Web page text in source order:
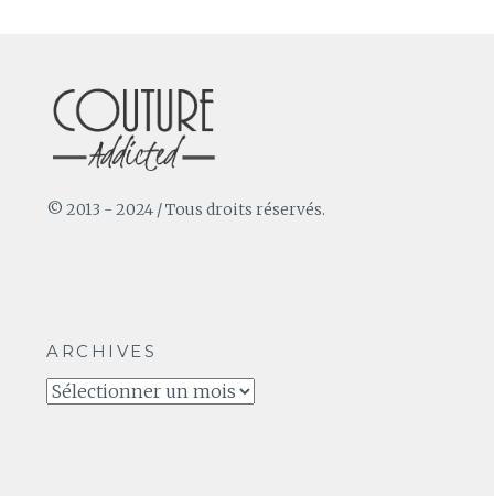
© 2013 - 2024 / Tous droits réservés.
ARCHIVES
Archives